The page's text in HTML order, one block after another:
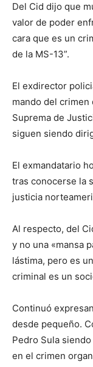
Del Cid dijo que
valor de poder
cara que es un
de la MS-13”.
El exdirector
mando del
Suprema de
siguen siendo
El exmandatario
tras conocerse la
justicia
Al respecto, del
y no una «mansa
lástima, pero es
criminal es un
Continuó
desde pequeño.
Pedro Sula
en el crimen